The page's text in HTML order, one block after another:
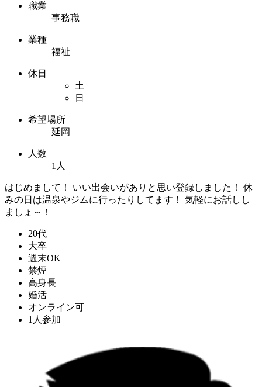
職業
事務職
業種
福祉
休日
土
日
希望場所
延岡
人数
1人
はじめまして！ いい出会いがありと思い登録しました！ 休
みの日は温泉やジムに行ったりしてます！ 気軽にお話しし
ましょ～！
20代
大卒
週末OK
禁煙
高身長
婚活
オンライン可
1人参加